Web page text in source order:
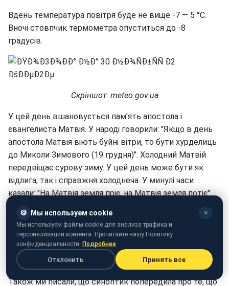
Вдень температура повітря буде не вище -7 — 5 °C.
Вночі стовпчик термометра опуститься до -8
градусів.
Скріншот: meteo.gov.ua
У цей день вшановується пам'ять апостола і
євангелиста Матвія. У народі говорили: "Якщо в день
апостола Матвія віють буйні вітри, то бути хурделиць
до Миколи Зимового (19 грудня)". Холодний Матвій
передвіщає сурову зиму. У цей день може бути як
відлига, так і справжня холоднеча. У минулі часи
казали: "На Матвія земля пріє, на Матвія земля потіє".
Раніше стало відомо,яка погода буде в грудні
Нагадаємо, народний синоптик Наталка Діденко
розповіла, що в найближчі дніпісля морозів з'явиться
сніг, а потім знову потеплішає
Також ми писали, що синоптик попередила про те, що
🍪 Мы используем cookie ✕
Мы используем файлы cookie для анализа трафика и
персонализации контента. Прочитайте нашу Политику
конфиденциальности. Подробнее
Отклонить Принять все